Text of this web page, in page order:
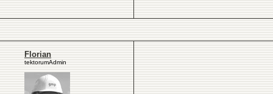
Florian
tektorumAdmin